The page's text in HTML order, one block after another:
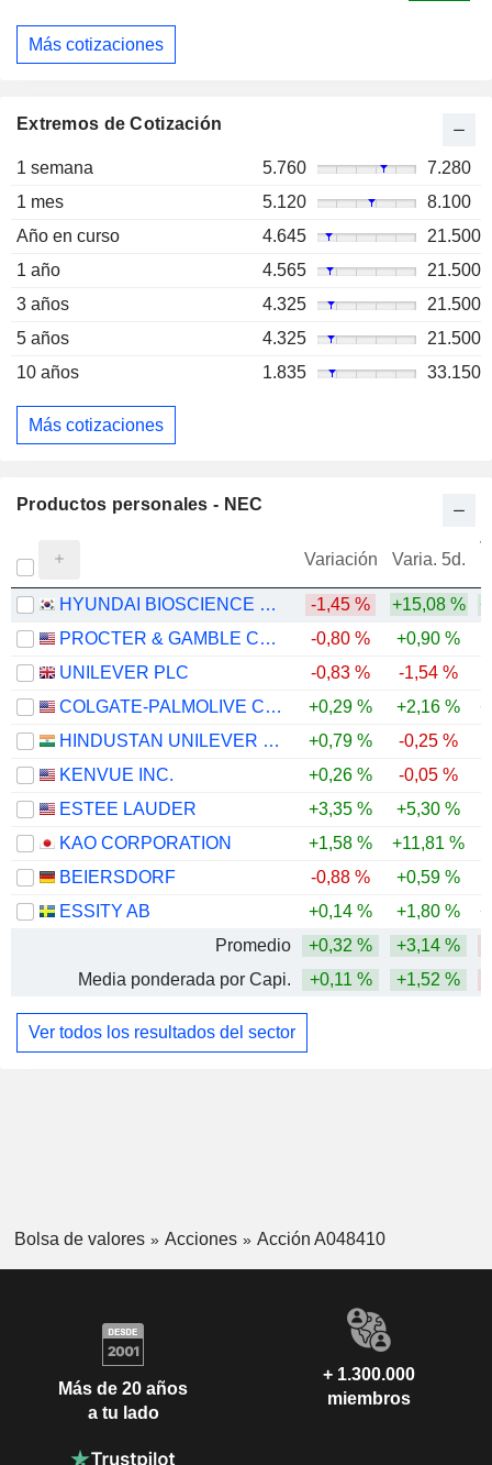
Más cotizaciones
Extremos de Cotización
1 semana 5.760
7.280
1 mes
5.120
8.100
Año en curso
4.645
21.500
1 año
4.565
21.500
3 años
4.325
21.500
5 años
4.325
21.500
10 años
1.835 33.150
Más cotizaciones
Productos personales - NEC
Variación Varia. 5d.
HYUNDAI BIOSCIENCE CO., LTD. -1,45 % +15,08 %
PROCTER & GAMBLE COMPANY
-0,80 % +0,90 %
UNILEVER PLC
-0,83 % -1,54 %
COLGATE-PALMOLIVE COMPANY
+0,29 % +2,16 %
HINDUSTAN UNILEVER LIMITED
+0,79 % -0,25 %
KENVUE INC.
+0,26 % -0,05 %
ESTEE LAUDER
+3,35 % +5,30 %
KAO CORPORATION
+1,58 % +11,81 %
BEIERSDORF
-0,88 % +0,59 %
ESSITY AB
+0,14 % +1,80 %
Promedio
+0,32 % +3,14 %
Media ponderada por Capi.
+0,11 % +1,52 %
Ver todos los resultados del sector
Bolsa de valores Acciones Acción A048410
Más de 20 años
a tu lado
+ 1.300.000
miembros